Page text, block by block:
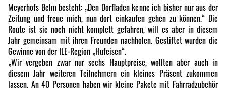
Meyerhofs Belm besteht: „Den Dorfladen kenne ich bisher nur aus der
Zeitung und freue mich, nun dort einkaufen gehen zu können.“ Die
Route ist sie noch nicht komplett gefahren, will es aber in diesem
Jahr gemeinsam mit ihren Freunden nachholen. Gestiftet wurden die
Gewinne von der ILE-Region „Hufeisen“.
„Wir vergeben zwar nur sechs Hauptpreise, wollten aber auch in
diesem Jahr weiteren Teilnehmern ein kleines Präsent zukommen
lassen. An 40 Personen haben wir kleine Pakete mit Fahrradzubehör